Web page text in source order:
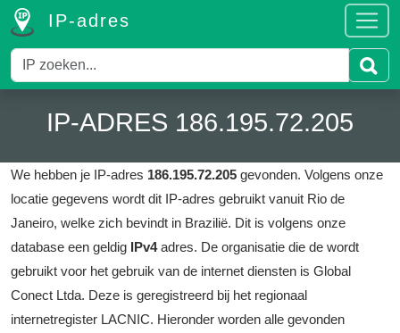
IP-adres
IP-ADRES 186.195.72.205
We hebben je IP-adres 186.195.72.205 gevonden. Volgens onze
locatie gegevens wordt dit IP-adres gebruikt vanuit Rio de
Janeiro, welke zich bevindt in Brazilië. Dit is volgens onze
database een geldig IPv4adres. De organisatie die de wordt
gebruikt voor het gebruik van de internet diensten is Global
Conect Ltda. Deze is geregistreerd bij het regionaal
internetregister LACNIC. Hieronder worden alle gevonden